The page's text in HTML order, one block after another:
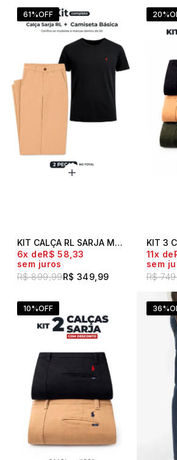
61%OFF
KIT CALÇA RL SARJA MASCULINA + CAMISETA GOLA REDONDA CORTE SLIM
R$ 899,99R$ 349,99
6x
R$ 58,33
sem juros
20%
KIT 3
R$
11x
sem
10%OFF 36%